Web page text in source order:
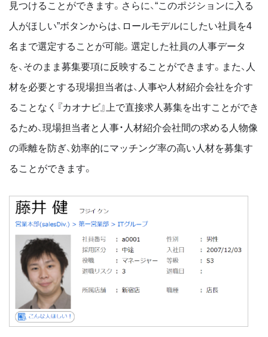
見つけることができます。さらに、“このポジションに入る
人がほしい”ボタンからは、ロールモデルにしたい社員を4
名まで選定することが可能。選定した社員の人事データ
を、そのまま募集要項に反映することができます。また、人
材を必要とする現場担当者は、人事や人材紹介会社を介す
ることなく『カオナビ』上で直接求人募集を出すことができ
るため、現場担当者と人事・人材紹介会社間の求める人物像
の乖離を防ぎ、効率的にマッチング率の高い人材を募集す
ることができます。